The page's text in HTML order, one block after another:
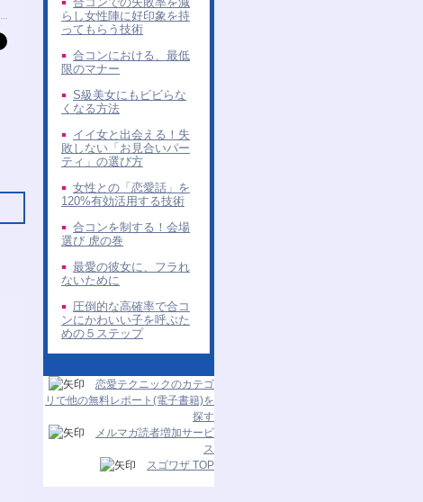
らし女性陣に好印象を持
ってもらう技術
合コンにおける、最低
限のマナー
S級美女にもビビらな
くなる方法
イイ女と出会える！失
敗しない「お見合いパー
ティ」の選び方
女性との「恋愛話」を
120%有効活用する技術
合コンを制する！会場
選び 虎の巻
最愛の彼女に、フラれ
ないために
圧倒的な高確率で合コ
ンにかわいい子を呼ぶた
めの５ステップ
恋愛テクニックのカテゴ
リで他の無料レポート(電子書籍)を
探す
メルマガ読者増加サービ
ス
スゴワザ TOP